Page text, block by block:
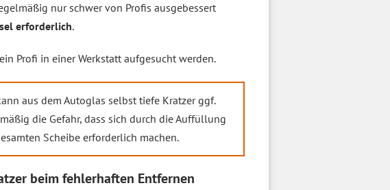
nur schwer von Profis ausgebessert
erforderlich.
Profi in einer Werkstatt aufgesucht werden.
aus dem Autoglas selbst tiefe Kratzer ggf.
die Gefahr, dass sich durch die Auffüllung
Scheibe erforderlich machen.
beim fehlerhaften Entfernen